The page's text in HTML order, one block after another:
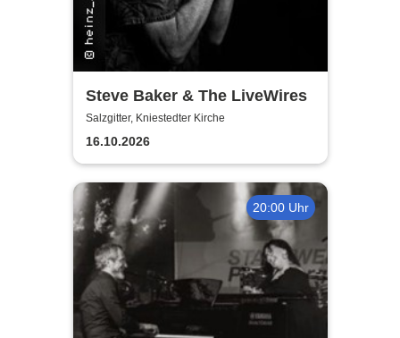
Steve Baker & The LiveWires
Salzgitter, Kniestedter Kirche
16.10.2026
20:00 Uhr